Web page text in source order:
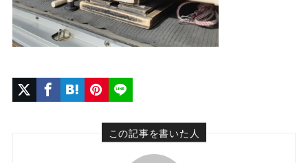
この記事を書いた人